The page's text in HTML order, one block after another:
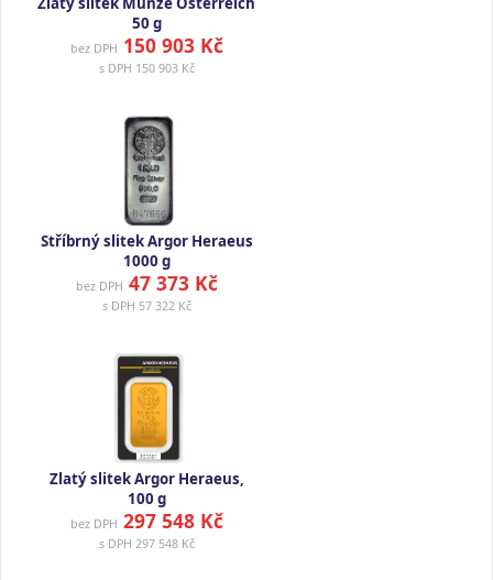
50 g
bez DPH 150 903 Kč
s DPH 150 903 Kč
Stříbrný slitek Argor Heraeus
1000 g
bez DPH 47 373 Kč
s DPH 57 322 Kč
Zlatý slitek Argor Heraeus,
100 g
bez DPH 297 548 Kč
s DPH 297 548 Kč